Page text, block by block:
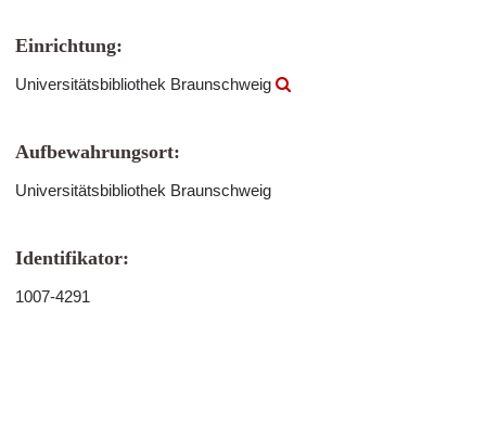
Einrichtung:
Universitätsbibliothek Braunschweig
Aufbewahrungsort:
Universitätsbibliothek Braunschweig
Identifikator:
1007-4291